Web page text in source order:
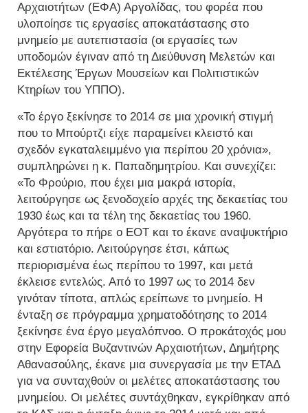
Αρχαιοτήτων (ΕΦΑ) Αργολίδας, του φορέα που
υλοποίησε τις εργασίες αποκατάστασης στο
μνημείο με αυτεπιστασία (οι εργασίες των
υποδομών έγιναν από τη Διεύθυνση Μελετών και
Εκτέλεσης Έργων Μουσείων και Πολιτιστικών
Κτηρίων του ΥΠΠΟ).
«Το έργο ξεκίνησε το 2014 σε μια χρονική στιγμή
που το Μπούρτζι είχε παραμείνει κλειστό και
σχεδόν εγκαταλειμμένο για περίπου 20 χρόνια»,
συμπληρώνει η κ. Παπαδημητρίου. Και συνεχίζει:
«Το Φρούριο, που έχει μια μακρά ιστορία,
λειτούργησε ως ξενοδοχείο αρχές της δεκαετίας του
1930 έως και τα τέλη της δεκαετίας του 1960.
Αργότερα το πήρε ο ΕΟΤ και το έκανε αναψυκτήριο
και εστιατόριο. Λειτούργησε έτσι, κάπως
περιορισμένα έως περίπου το 1997, και μετά
έκλεισε εντελώς. Από το 1997 ως το 2014 δεν
γινόταν τίποτα, απλώς ερείπωνε το μνημείο. Η
ένταξη σε πρόγραμμα χρηματοδότησης το 2014
ξεκίνησε ένα έργο μεγαλόπνοο. Ο προκάτοχός μου
στην Εφορεία Βυζαντινών Αρχαιοτήτων, Δημήτρης
Αθανασούλης, έκανε μια συνεργασία με την ΕΤΑΔ
για να συνταχθούν οι μελέτες αποκατάστασης του
μνημείου. Οι μελέτες συντάχθηκαν, εγκρίθηκαν από